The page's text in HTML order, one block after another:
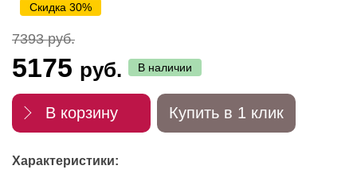
Скидка 30%
7393 руб.
5175 руб. В наличии
В корзину Купить в 1 клик
Характеристики: